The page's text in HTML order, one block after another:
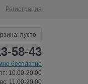
Регистрация
пусто
58-43
бесплатно
10.00-20.00
11.00-20.00